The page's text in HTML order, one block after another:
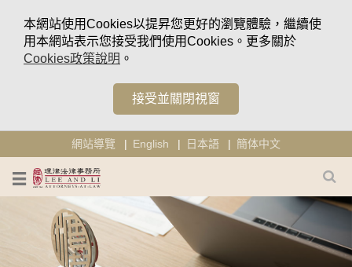
本網站使用Cookies以提昇您更好的瀏覽體驗，繼續使
用本網站表示您接受我們使用Cookies。更多關於
Cookies政策說明 。
接受並關閉視窗
網站導覽 English 日本語 簡体中文